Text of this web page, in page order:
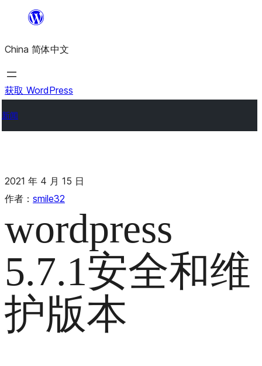
China 简体中文
获取 WordPress
新闻
2021 年 4 月 15 日
作者： smile32
wordpress
5.7.1安全和维
护版本